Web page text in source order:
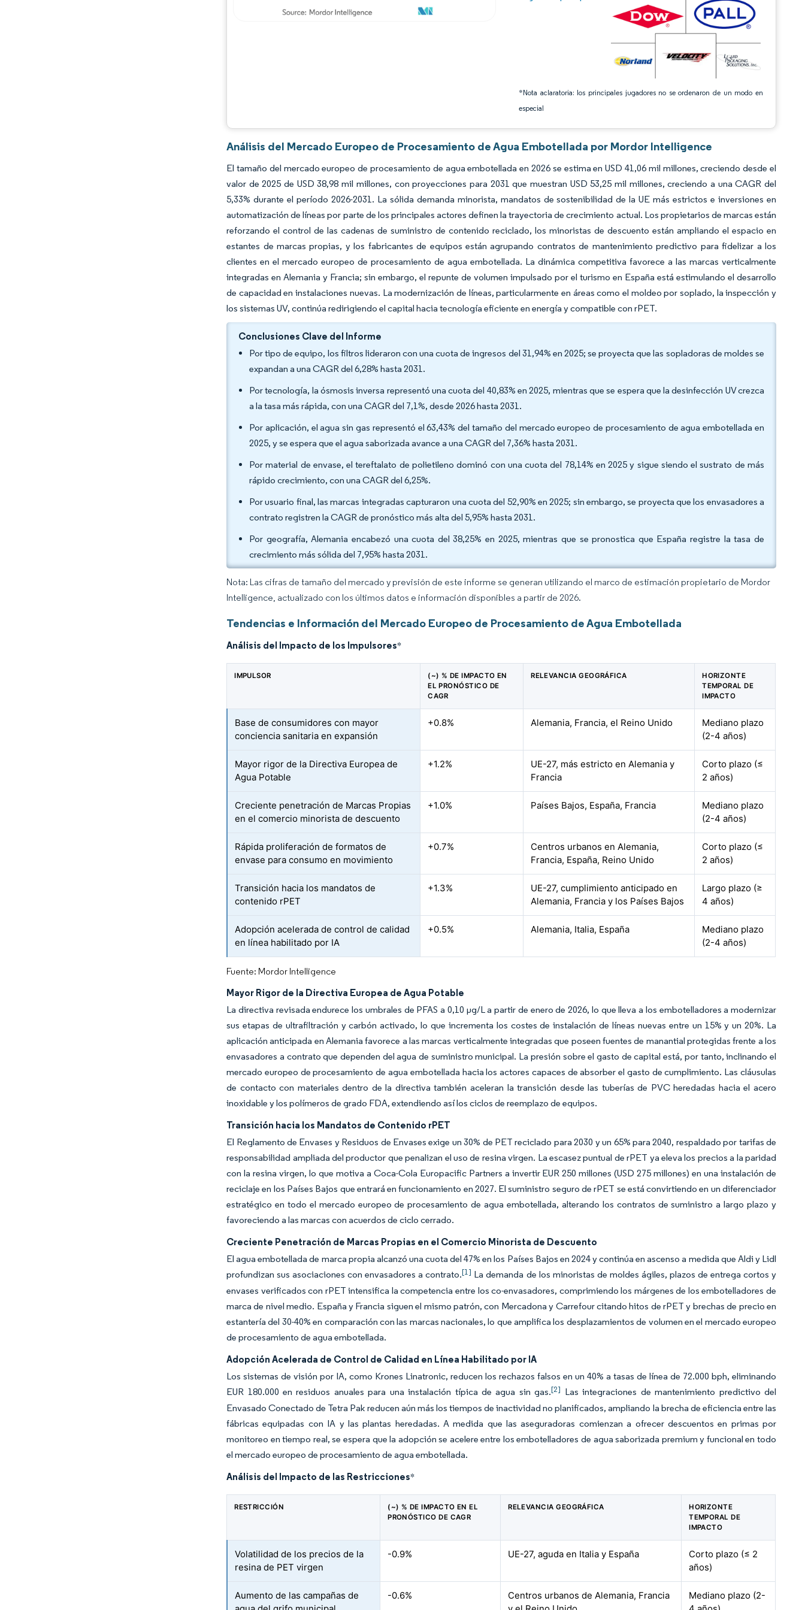
*Nota aclaratoria: los principales jugadores no se ordenaron de un modo en
especial
Análisis del Mercado Europeo de Procesamiento de Agua Embotellada por Mordor Intelligence
El tamaño del mercado europeo de procesamiento de agua embotellada en 2026 se estima en USD 41,06 mil millones, creciendo desde el
valor de 2025 de USD 38,98 mil millones, con proyecciones para 2031 que muestran USD 53,25 mil millones, creciendo a una CAGR del
5,33% durante el período 2026-2031. La sólida demanda minorista, mandatos de sostenibilidad de la UE más estrictos e inversiones en
automatización de líneas por parte de los principales actores definen la trayectoria de crecimiento actual. Los propietarios de marcas están
reforzando el control de las cadenas de suministro de contenido reciclado, los minoristas de descuento están ampliando el espacio en
estantes de marcas propias, y los fabricantes de equipos están agrupando contratos de mantenimiento predictivo para fidelizar a los
clientes en el mercado europeo de procesamiento de agua embotellada. La dinámica competitiva favorece a las marcas verticalmente
integradas en Alemania y Francia; sin embargo, el repunte de volumen impulsado por el turismo en España está estimulando el desarrollo
de capacidad en instalaciones nuevas. La modernización de líneas, particularmente en áreas como el moldeo por soplado, la inspección y
los sistemas UV, continúa redirigiendo el capital hacia tecnología eficiente en energía y compatible con rPET.
Conclusiones Clave del Informe
Por tipo de equipo, los filtros lideraron con una cuota de ingresos del 31,94% en 2025; se proyecta que las sopladoras de moldes se
expandan a una CAGR del 6,28% hasta 2031.
Por tecnología, la ósmosis inversa representó una cuota del 40,83% en 2025, mientras que se espera que la desinfección UV crezca
a la tasa más rápida, con una CAGR del 7,1%, desde 2026 hasta 2031.
Por aplicación, el agua sin gas representó el 63,43% del tamaño del mercado europeo de procesamiento de agua embotellada en
2025, y se espera que el agua saborizada avance a una CAGR del 7,36% hasta 2031.
Por material de envase, el tereftalato de polietileno dominó con una cuota del 78,14% en 2025 y sigue siendo el sustrato de más
rápido crecimiento, con una CAGR del 6,25%.
Por usuario final, las marcas integradas capturaron una cuota del 52,90% en 2025; sin embargo, se proyecta que los envasadores a
contrato registren la CAGR de pronóstico más alta del 5,95% hasta 2031.
Por geografía, Alemania encabezó una cuota del 38,25% en 2025, mientras que se pronostica que España registre la tasa de
crecimiento más sólida del 7,95% hasta 2031.
Nota: Las cifras de tamaño del mercado y previsión de este informe se generan utilizando el marco de estimación propietario de Mordor
Intelligence, actualizado con los últimos datos e información disponibles a partir de 2026.
Tendencias e Información del Mercado Europeo de Procesamiento de Agua Embotellada
Análisis del Impacto de los Impulsores*
IMPULSOR
(~) % DE IMPACTO EN
EL PRONÓSTICO DE
CAGR
RELEVANCIA GEOGRÁFICA
HORIZONTE
TEMPORAL DE
IMPACTO
Base de consumidores con mayor
conciencia sanitaria en expansión
+0.8% Alemania, Francia, el Reino Unido
Mediano plazo
(2-4 años)
Mayor rigor de la Directiva Europea de
Agua Potable
+1.2%
UE-27, más estricto en Alemania y
Francia
Corto plazo (≤
2 años)
Creciente penetración de Marcas Propias
en el comercio minorista de descuento
+1.0% Países Bajos, España, Francia
Mediano plazo
(2-4 años)
Rápida proliferación de formatos de
envase para consumo en movimiento
+0.7%
Centros urbanos en Alemania,
Francia, España, Reino Unido
Corto plazo (≤
2 años)
Transición hacia los mandatos de
contenido rPET
+1.3%
UE-27, cumplimiento anticipado en
Alemania, Francia y los Países Bajos
Largo plazo (≥
4 años)
Adopción acelerada de control de calidad
en línea habilitado por IA
+0.5% Alemania, Italia, España
Mediano plazo
(2-4 años)
Fuente: Mordor Intelligence
Mayor Rigor de la Directiva Europea de Agua Potable
La directiva revisada endurece los umbrales de PFAS a 0,10 µg/L a partir de enero de 2026, lo que lleva a los embotelladores a modernizar
sus etapas de ultrafiltración y carbón activado, lo que incrementa los costes de instalación de líneas nuevas entre un 15% y un 20%. La
aplicación anticipada en Alemania favorece a las marcas verticalmente integradas que poseen fuentes de manantial protegidas frente a los
envasadores a contrato que dependen del agua de suministro municipal. La presión sobre el gasto de capital está, por tanto, inclinando el
mercado europeo de procesamiento de agua embotellada hacia los actores capaces de absorber el gasto de cumplimiento. Las cláusulas
de contacto con materiales dentro de la directiva también aceleran la transición desde las tuberías de PVC heredadas hacia el acero
inoxidable y los polímeros de grado FDA, extendiendo así los ciclos de reemplazo de equipos.
Transición hacia los Mandatos de Contenido rPET
El Reglamento de Envases y Residuos de Envases exige un 30% de PET reciclado para 2030 y un 65% para 2040, respaldado por tarifas de
responsabilidad ampliada del productor que penalizan el uso de resina virgen. La escasez puntual de rPET ya eleva los precios a la paridad
con la resina virgen, lo que motiva a Coca-Cola Europacific Partners a invertir EUR 250 millones (USD 275 millones) en una instalación de
reciclaje en los Países Bajos que entrará en funcionamiento en 2027. El suministro seguro de rPET se está convirtiendo en un diferenciador
estratégico en todo el mercado europeo de procesamiento de agua embotellada, alterando los contratos de suministro a largo plazo y
favoreciendo a las marcas con acuerdos de ciclo cerrado.
Creciente Penetración de Marcas Propias en el Comercio Minorista de Descuento
El agua embotellada de marca propia alcanzó una cuota del 47% en los Países Bajos en 2024 y continúa en ascenso a medida que Aldi y Lidl
profundizan sus asociaciones con envasadores a contrato.[1] La demanda de los minoristas de moldes ágiles, plazos de entrega cortos y
envases verificados con rPET intensifica la competencia entre los co-envasadores, comprimiendo los márgenes de los embotelladores de
marca de nivel medio. España y Francia siguen el mismo patrón, con Mercadona y Carrefour citando hitos de rPET y brechas de precio en
estantería del 30-40% en comparación con las marcas nacionales, lo que amplifica los desplazamientos de volumen en el mercado europeo
de procesamiento de agua embotellada.
Adopción Acelerada de Control de Calidad en Línea Habilitado por IA
Los sistemas de visión por IA, como Krones Linatronic, reducen los rechazos falsos en un 40% a tasas de línea de 72.000 bph, eliminando
EUR 180.000 en residuos anuales para una instalación típica de agua sin gas.[2] Las integraciones de mantenimiento predictivo del
Envasado Conectado de Tetra Pak reducen aún más los tiempos de inactividad no planificados, ampliando la brecha de eficiencia entre las
fábricas equipadas con IA y las plantas heredadas. A medida que las aseguradoras comienzan a ofrecer descuentos en primas por
monitoreo en tiempo real, se espera que la adopción se acelere entre los embotelladores de agua saborizada premium y funcional en todo
el mercado europeo de procesamiento de agua embotellada.
Análisis del Impacto de las Restricciones*
RESTRICCIÓN
(~) % DE IMPACTO EN EL
PRONÓSTICO DE CAGR
RELEVANCIA GEOGRÁFICA
HORIZONTE
TEMPORAL DE
IMPACTO
Volatilidad de los precios de la
resina de PET virgen
-0.9% UE-27, aguda en Italia y España
Corto plazo (≤ 2
años)
Aumento de las campañas de
-0.6%
Centros urbanos de Alemania, Francia
Mediano plazo (2-